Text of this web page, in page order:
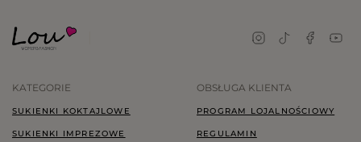
KATEGORIE
SUKIENKI KOKTAJLOWE
SUKIENKI IMPREZOWE
OBSŁUGA KLIENTA
PROGRAM LOJALNOŚCIOWY
REGULAMIN